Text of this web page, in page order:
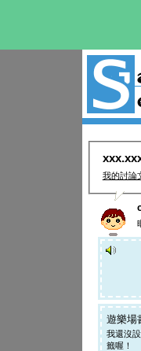
我的討論
遊樂場
我還沒
籤喔！